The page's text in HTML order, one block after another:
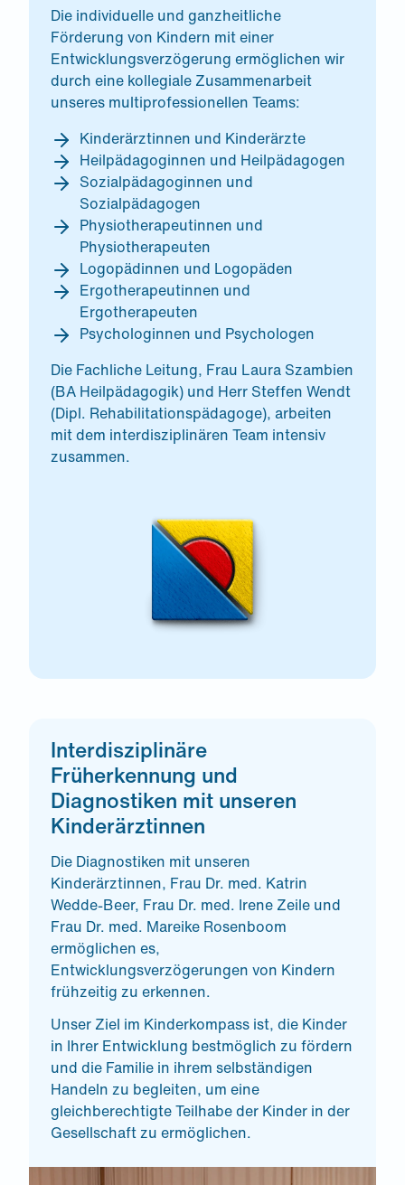
Die individuelle und ganzheitliche
Förderung von Kindern mit einer
Entwicklungsverzögerung ermöglichen wir
durch eine kollegiale Zusammenarbeit
unseres multiprofessionellen Teams:
Kinderärztinnen und Kinderärzte
Heilpädagoginnen und Heilpädagogen
Sozialpädagoginnen und
Sozialpädagogen
Physiotherapeutinnen und
Physiotherapeuten
Logopädinnen und Logopäden
Ergotherapeutinnen und
Ergotherapeuten
Psychologinnen und Psychologen
Die Fachliche Leitung, Frau Laura Szambien
(BA Heilpädagogik) und Herr Steffen Wendt
(Dipl. Rehabilitationspädagoge), arbeiten
mit dem interdisziplinären Team intensiv
zusammen.
Interdisziplinäre
Früherkennung und
Diagnostiken mit unseren
Kinderärztinnen
Die Diagnostiken mit unseren
Kinderärztinnen, Frau Dr. med. Katrin
Wedde-Beer, Frau Dr. med. Irene Zeile und
Frau Dr. med. Mareike Rosenboom
ermöglichen es,
Entwicklungsverzögerungen von Kindern
frühzeitig zu erkennen.
Unser Ziel im Kinderkompass ist, die Kinder
in Ihrer Entwicklung bestmöglich zu fördern
und die Familie in ihrem selbständigen
Handeln zu begleiten, um eine
gleichberechtigte Teilhabe der Kinder in der
Gesellschaft zu ermöglichen.